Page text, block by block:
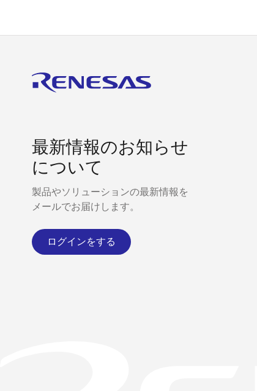
最新情報のお知らせ
について
製品やソリューションの最新情報を
メールでお届けします。
ログインをする